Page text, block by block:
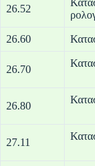
26.52
26.60
26.70
26.80
27.11